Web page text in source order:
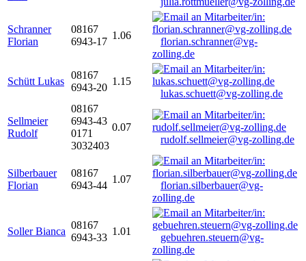
Schranner
Florian
08167
6943-17
1.06
florian.schranner@vg-
zolling.de
Schütt Lukas
08167
6943-20
1.15
lukas.schuett@vg-zolling.de
Sellmeier
Rudolf
08167
6943-43
0171
3032403
0.07
rudolf.sellmeier@vg-zolling.de
Silberbauer
Florian
08167
6943-44
1.07
florian.silberbauer@vg-
zolling.de
Soller Bianca
08167
6943-33
1.01
gebuehren.steuern@vg-
zolling.de